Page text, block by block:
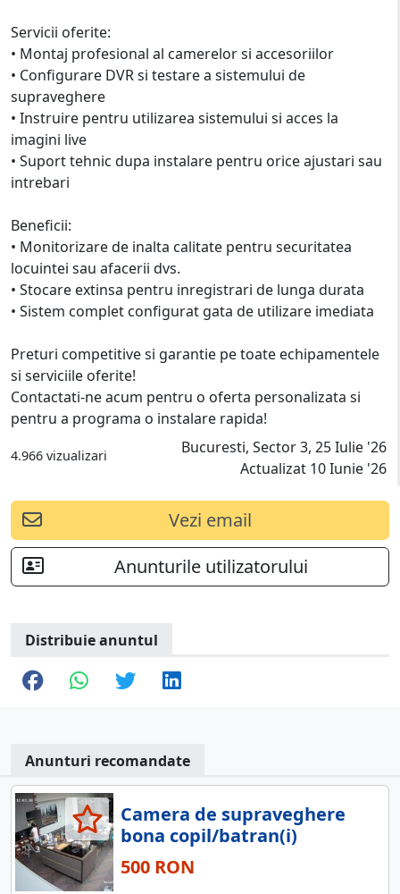
Servicii oferite:
• Montaj profesional al camerelor si accesoriilor
• Configurare DVR si testare a sistemului de
supraveghere
• Instruire pentru utilizarea sistemului si acces la
imagini live
• Suport tehnic dupa instalare pentru orice ajustari sau
intrebari
Beneficii:
• Monitorizare de inalta calitate pentru securitatea
locuintei sau afacerii dvs.
• Stocare extinsa pentru inregistrari de lunga durata
• Sistem complet configurat gata de utilizare imediata
Preturi competitive si garantie pe toate echipamentele
si serviciile oferite!
Contactati-ne acum pentru o oferta personalizata si
pentru a programa o instalare rapida!
4.966 vizualizari
Bucuresti, Sector 3, 25 Iulie '26
Actualizat 10 Iunie '26
Vezi email
Anunturile utilizatorului
Distribuie anuntul
Anunturi recomandate
Camera de supraveghere
bona copil/batran(i)
500 RON